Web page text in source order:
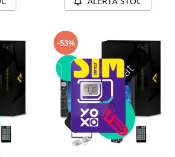
Stoc epuizat
-53%